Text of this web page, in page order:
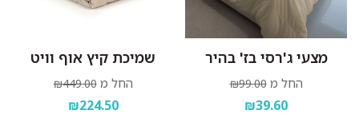
מצעי ג'רסי בז' בהיר
החל מ ₪99.00
₪39.60
שמיכת קיץ אוף וויט
החל מ ₪449.00
₪224.50